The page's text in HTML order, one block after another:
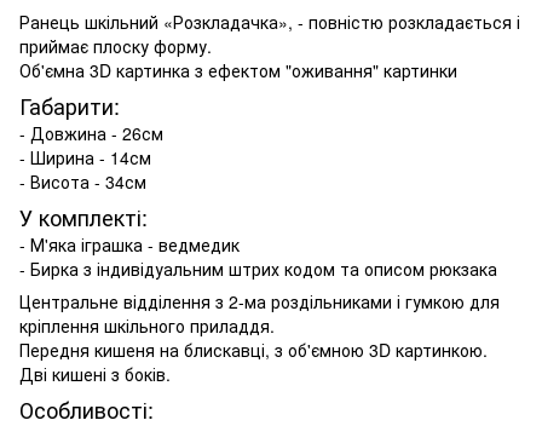
Ранець шкільний «Розкладачка», - повністю розкладається і
приймає плоску форму.
Об'ємна 3D картинка з ефектом "оживання" картинки
Габарити:
- Довжина - 26см
- Ширина - 14см
- Висота - 34см
У комплекті:
- М'яка іграшка - ведмедик
- Бирка з індивідуальним штрих кодом та описом рюкзака
Центральне відділення з 2-ма роздільниками і гумкою для
кріплення шкільного приладдя.
Передня кишеня на блискавці, з об'ємною 3D картинкою.
Дві кишені з боків.
Особливості: